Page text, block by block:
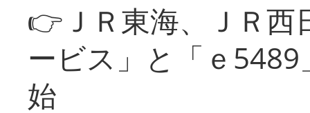
👉ＪＲ東海、ＪＲ
ービス」と「ｅ
始